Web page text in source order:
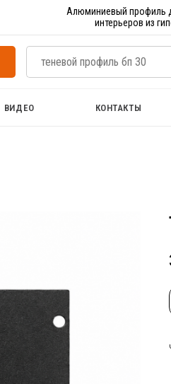
Алюминиевый профиль
интерьеров из
ВИДЕО КОНТАКТЫ